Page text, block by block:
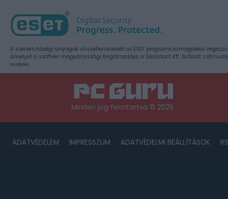
A szerkesztőségi anyagok vírusellenőrzését az ESET programcsomagokkal
amelyet a szoftver magyarországi forgalmazója, a Sicontact Kft. biztosít
Hirdetés
Minden jog fenntartva © 2026
ADATVÉDELEM IMPRESSZUM ADATVÉDELMI BEÁLLÍTÁSOK